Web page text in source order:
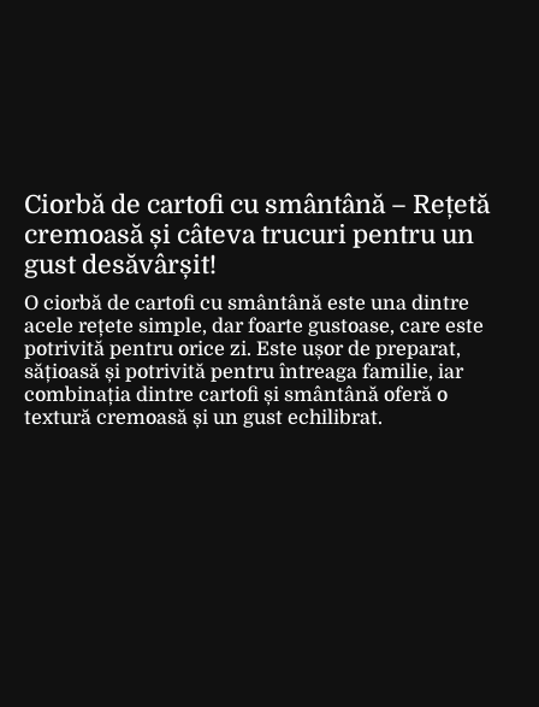
Ciorbă de cartofi cu smântână – Rețetă
cremoasă și câteva trucuri pentru un
gust desăvârșit!
O ciorbă de cartofi cu smântână este una dintre
acele rețete simple, dar foarte gustoase, care este
potrivită pentru orice zi. Este ușor de preparat,
sățioasă și potrivită pentru întreaga familie, iar
combinația dintre cartofi și smântână oferă o
textură cremoasă și un gust echilibrat.